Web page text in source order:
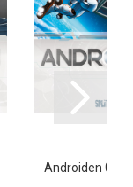
Androiden 08: